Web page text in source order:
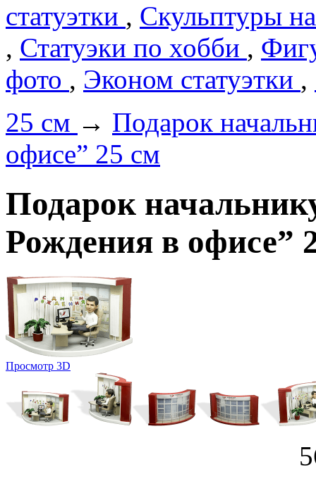
статуэтки , Скульптуры
, Статуэки по хобби ,
фото , Эконом статуэтки ,
25 см → Подарок
офисе” 25 см
Подарок
Рождения в офисе”
Просмотр 3D